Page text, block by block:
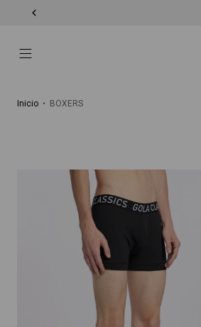
Inicio • BOXERS